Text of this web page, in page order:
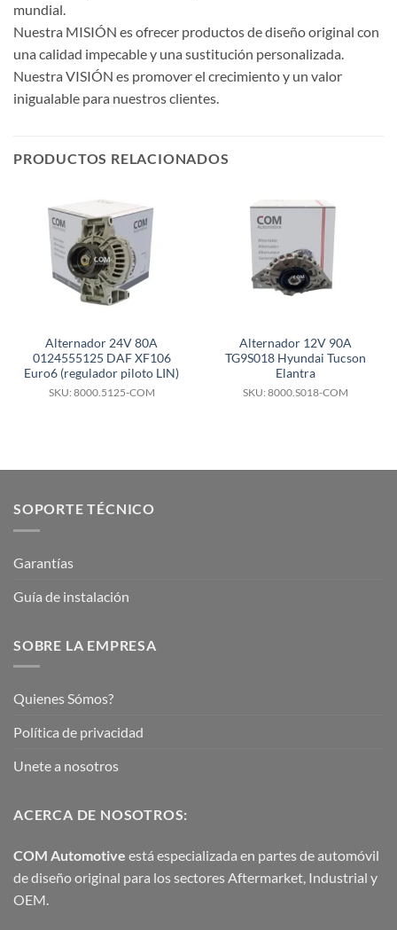
mundial.
Nuestra MISIÓN es ofrecer productos de diseño original con
una calidad impecable y una sustitución personalizada.
Nuestra VISIÓN es promover el crecimiento y un valor
inigualable para nuestros clientes.
PRODUCTOS RELACIONADOS
Alternador 24V 80A
0124555125 DAF XF106
Euro6 (regulador piloto LIN)
SKU: 8000.5125-COM
Alternador 12V 90A
TG9S018 Hyundai Tucson
Elantra
SKU: 8000.S018-COM
SOPORTE TÉCNICO
Garantías
Guía de instalación
SOBRE LA EMPRESA
Quienes Sómos?
Política de privacidad
Unete a nosotros
ACERCA DE NOSOTROS:
COM Automotive está especializada en partes de automóvil
de diseño original para los sectores Aftermarket, Industrial y
OEM.